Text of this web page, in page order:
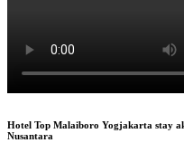
Hotel Top Malaiboro Yogjakarta stay
Nusantara